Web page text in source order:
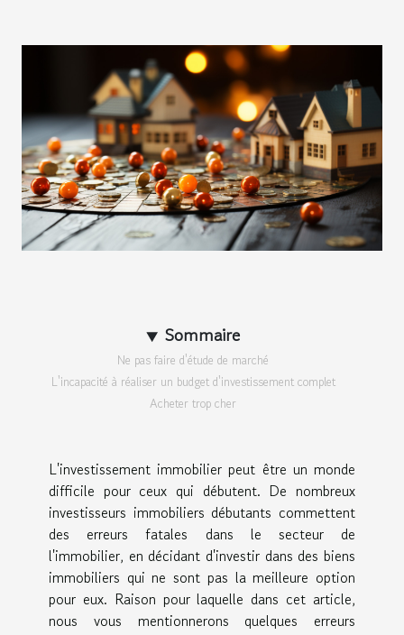
Sommaire
Ne pas faire d'étude de marché
L'incapacité à réaliser un budget d'investissement complet
Acheter trop cher
L'investissement immobilier peut être un monde
difficile pour ceux qui débutent. De nombreux
investisseurs immobiliers débutants commettent
des erreurs fatales dans le secteur de
l'immobilier, en décidant d'investir dans des biens
immobiliers qui ne sont pas la meilleure option
pour eux. Raison pour laquelle dans cet article,
nous vous mentionnerons quelques erreurs